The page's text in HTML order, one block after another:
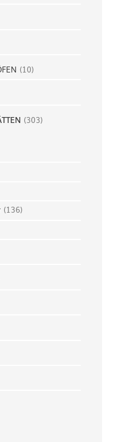
(10)
(303)
(136)